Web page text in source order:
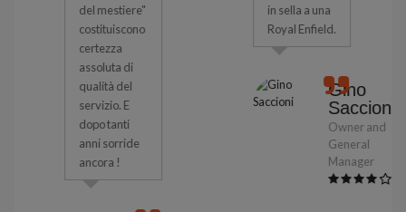
del mestiere"
costituiscono
certezza
assoluta di
qualità del
servizio. E
dopo tanti
anni sorride
ancora !
in sella a una
Royal Enfield.
Gino
Saccioni
Owner and
General
Manager